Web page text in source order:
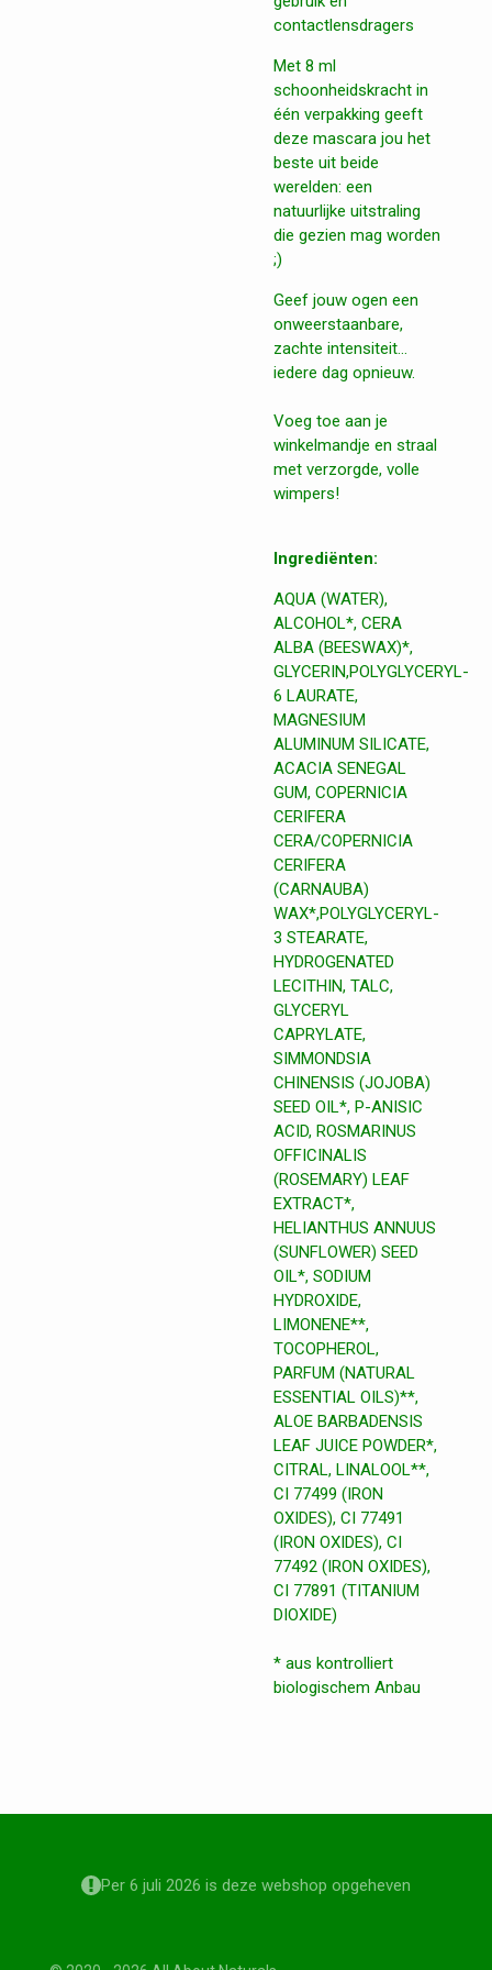
contactlensdragers
Met 8 ml
schoonheidskracht in
één verpakking geeft
deze mascara jou het
beste uit beide
werelden: een
natuurlijke uitstraling
die gezien mag worden
;)
Geef jouw ogen een
onweerstaanbare,
zachte intensiteit…
iedere dag opnieuw.
Voeg toe aan je
winkelmandje en straal
met verzorgde, volle
wimpers!
Ingrediënten:
AQUA (WATER),
ALCOHOL*, CERA
ALBA (BEESWAX)*,
GLYCERIN,POLYGLYCERYL-
6 LAURATE,
MAGNESIUM
ALUMINUM SILICATE,
ACACIA SENEGAL
GUM, COPERNICIA
CERIFERA
CERA/COPERNICIA
CERIFERA
(CARNAUBA)
WAX*,POLYGLYCERYL-
3 STEARATE,
HYDROGENATED
LECITHIN, TALC,
GLYCERYL
CAPRYLATE,
SIMMONDSIA
CHINENSIS (JOJOBA)
SEED OIL*, P-ANISIC
ACID, ROSMARINUS
OFFICINALIS
(ROSEMARY) LEAF
EXTRACT*,
HELIANTHUS ANNUUS
(SUNFLOWER) SEED
OIL*, SODIUM
HYDROXIDE,
LIMONENE**,
TOCOPHEROL,
PARFUM (NATURAL
ESSENTIAL OILS)**,
ALOE BARBADENSIS
LEAF JUICE POWDER*,
CITRAL, LINALOOL**,
CI 77499 (IRON
OXIDES), CI 77491
(IRON OXIDES), CI
77492 (IRON OXIDES),
CI 77891 (TITANIUM
DIOXIDE)
* aus kontrolliert
biologischem Anbau
Per 6 juli 2026 is deze webshop opgeheven